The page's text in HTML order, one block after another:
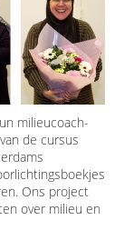
milieucoach-
de cursus
Ons project
over milieu en